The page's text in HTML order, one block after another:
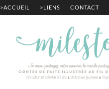
>ACCUEIL >LIENS CONTACT